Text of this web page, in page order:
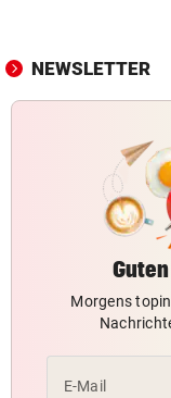
NEWSLETTER
Morgens
E-Mail